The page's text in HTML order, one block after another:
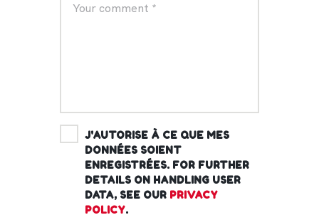
J'AUTORISE À CE QUE MES
DONNÉES SOIENT
ENREGISTRÉES. FOR FURTHER
DETAILS ON HANDLING USER
DATA, SEE OUR PRIVACY
POLICY.